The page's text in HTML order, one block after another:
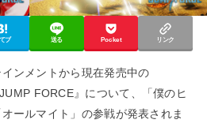
ブ 送る Pocket リンク
ンメントから現在発売中の
FORCE』について、「僕のヒ
ールマイト」の参戦が発表されま